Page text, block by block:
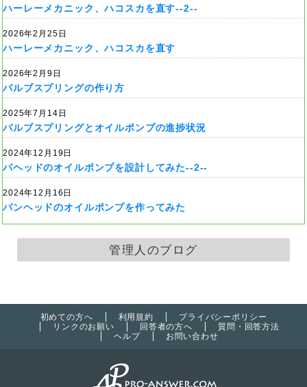
ハーレーメカニック、ハコスカを直す--2--
2026年2月25日
ハーレーメカニック、ハコスカを直す
2026年2月9日
バルブスプリングの作り方
2025年7月14日
バルブスプリングとオイルポンプの進捗状況
2024年12月19日
パヘッドのオイルポンプを設計してみた--2--
2024年12月16日
パンヘッドのオイルポンプを作ってみた
管理人のブログ
初めての方へ 利用規約
プライバシーポリシー
リンクのお願い
回答者の方へ
質問・回答方法
ヘルプ
お問い合わせ